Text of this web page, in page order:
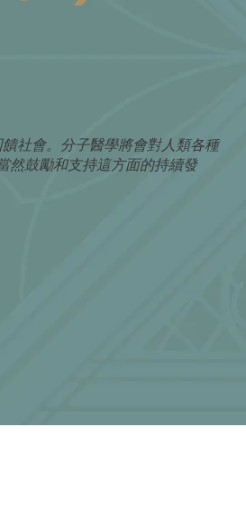
社會。分子醫學將會對人類各種
然鼓勵和支持這方面的持續發